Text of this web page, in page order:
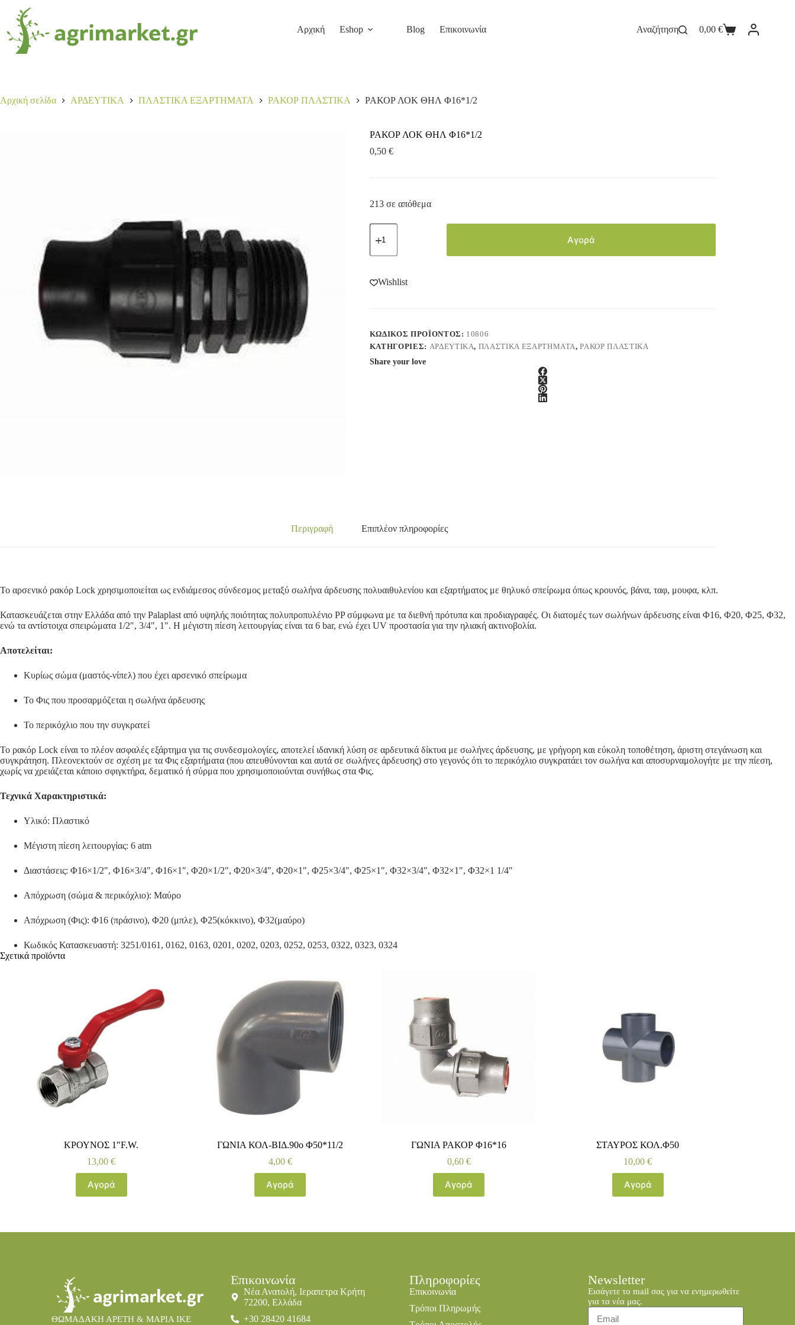
Αρχική Eshop Blog Επικοινωνία Αναζήτηση 0,00 €
Αρχική σελίδα ΑΡΔΕΥΤΙΚΑ ΠΛΑΣΤΙΚΑ ΕΞΑΡΤΗΜΑΤΑ ΡΑΚΟΡ ΠΛΑΣΤΙΚΑ ΡΑΚΟΡ ΛΟΚ ΘΗΛ Φ16*1/2
ΡΑΚΟΡ ΛΟΚ ΘΗΛ Φ16*1/2
0,50 €
213 σε απόθεμα
Αγορά
Wishlist
ΚΩΔΙΚΌΣ ΠΡΟΪΌΝΤΟΣ: 10806
ΚΑΤΗΓΟΡΊΕΣ: ΑΡΔΕΥΤΙΚΑ, ΠΛΑΣΤΙΚΑ ΕΞΑΡΤΗΜΑΤΑ,ΡΑΚΟΡ ΠΛΑΣΤΙΚΑ
Share your love
Περιγραφή Επιπλέον πληροφορίες
Το αρσενικό ρακόρ Lock χρησιμοποιείται ως ενδιάμεσος σύνδεσμος μεταξύ σωλήνα άρδευσης πολυαιθυλενίου και εξαρτήματος με θηλυκό σπείρωμα όπως κρουνός, βάνα, ταφ, μουφα, κλπ.
Κατασκευάζεται στην Ελλάδα από την Palaplast από υψηλής ποιότητας πολυπροπυλένιο PP σύμφωνα με τα διεθνή πρότυπα και προδιαγραφές. Οι διατομές των σωλήνων άρδευσης είναι Φ16, Φ20, Φ25, Φ32,
ενώ τα αντίστοιχα σπειρώματα 1/2″, 3/4″, 1″. H μέγιστη πίεση λειτουργίας είναι τα 6 bar, ενώ έχει UV προστασία για την ηλιακή ακτινοβολία.
Αποτελείται:
Κυρίως σώμα (μαστός-νίπελ) που έχει αρσενικό σπείρωμα
Το Φις που προσαρμόζεται η σωλήνα άρδευσης
Το περικόχλιο που την συγκρατεί
Το ρακόρ Lock είναι το πλέον ασφαλές εξάρτημα για τις συνδεσμολογίες, αποτελεί ιδανική λύση σε αρδευτικά δίκτυα με σωλήνες άρδευσης, με γρήγορη και εύκολη τοποθέτηση, άριστη στεγάνωση και
συγκράτηση. Πλεονεκτούν σε σχέση με τα Φις εξαρτήματα (που απευθύνονται και αυτά σε σωλήνες άρδευσης) στο γεγονός ότι το περικόχλιο συγκρατάει τον σωλήνα και αποσυρναμολογήτε με την πίεση,
χωρίς να χρειάζεται κάποιο σφιγκτήρα, δεματικό ή σύρμα που χρησιμοποιούνται συνήθως στα Φις.
Τεχνικά Χαρακτηριστικά:
Υλικό: Πλαστικό
Μέγιστη πίεση λειτουργίας: 6 atm
Διαστάσεις: Φ16×1/2″, Φ16×3/4″, Φ16×1″, Φ20×1/2″, Φ20×3/4″, Φ20×1″, Φ25×3/4″, Φ25×1″, Φ32×3/4″, Φ32×1″, Φ32×1 1/4″
Απόχρωση (σώμα & περικόχλιο): Μαύρο
Απόχρωση (Φις): Φ16 (πράσινο), Φ20 (μπλε), Φ25(κόκκινο), Φ32(μαύρο)
Κωδικός Κατασκευαστή: 3251/0161, 0162, 0163, 0201, 0202, 0203, 0252, 0253, 0322, 0323, 0324
Σχετικά προϊόντα
ΚΡΟΥΝΟΣ 1″F.W.
13,00€
Αγορά
ΓΩΝΙΑ ΚΟΛ-ΒΙΔ.90ο Φ50*11/2
4,00 €
Αγορά
ΓΩΝΙΑ ΡΑΚΟΡ Φ16*16
0,60 €
Αγορά
ΣΤΑΥΡΟΣ ΚΟΛ.Φ50
10,00€
Αγορά
ΘΩΜΑΔΑΚΗ ΑΡΕΤΗ & ΜΑΡΙΑ IKE
Επικοινωνία
Νέα Ανατολή, Ιεραπετρα Κρήτη
72200, Ελλάδα
+30 28420 41684
Πληροφορίες
Επικοινωνία
Τρόποι Πληρωμής
Newsletter
Εισάγετε το mail σας για να ενημερωθείτε
για τα νέα μας.